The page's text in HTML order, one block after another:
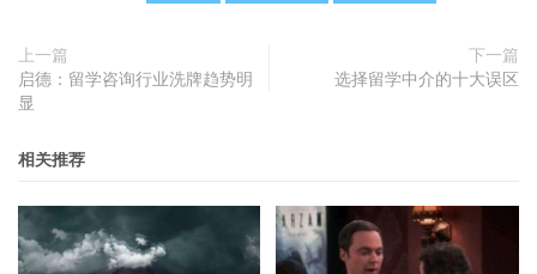
上一篇
启德：留学咨询行业洗牌趋势明
显
下一篇
选择留学中介的十大误区
相关推荐